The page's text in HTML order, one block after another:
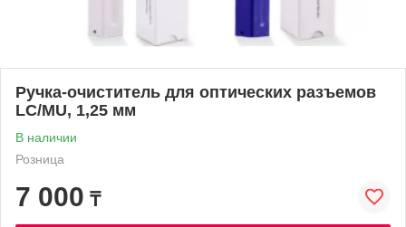
Ручка-очиститель для оптических разъемов
LC/MU, 1,25 мм
В наличии
Розница
7 000 ₸